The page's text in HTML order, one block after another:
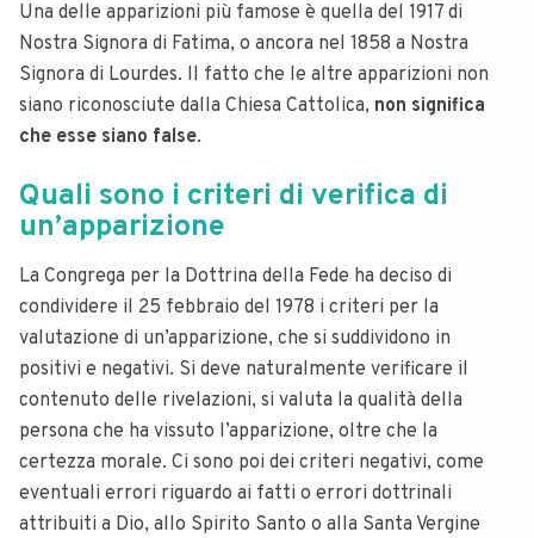
Una delle apparizioni più famose è quella del 1917 di
Nostra Signora di Fatima, o ancora nel 1858 a Nostra
Signora di Lourdes. Il fatto che le altre apparizioni non
siano riconosciute dalla Chiesa Cattolica, non significa
che esse siano false.
Quali sono i criteri di verifica di
un’apparizione
La Congrega per la Dottrina della Fede ha deciso di
condividere il 25 febbraio del 1978 i criteri per la
valutazione di un’apparizione, che si suddividono in
positivi e negativi. Si deve naturalmente verificare il
contenuto delle rivelazioni, si valuta la qualità della
persona che ha vissuto l’apparizione, oltre che la
certezza morale. Ci sono poi dei criteri negativi, come
eventuali errori riguardo ai fatti o errori dottrinali
attribuiti a Dio, allo Spirito Santo o alla Santa Vergine